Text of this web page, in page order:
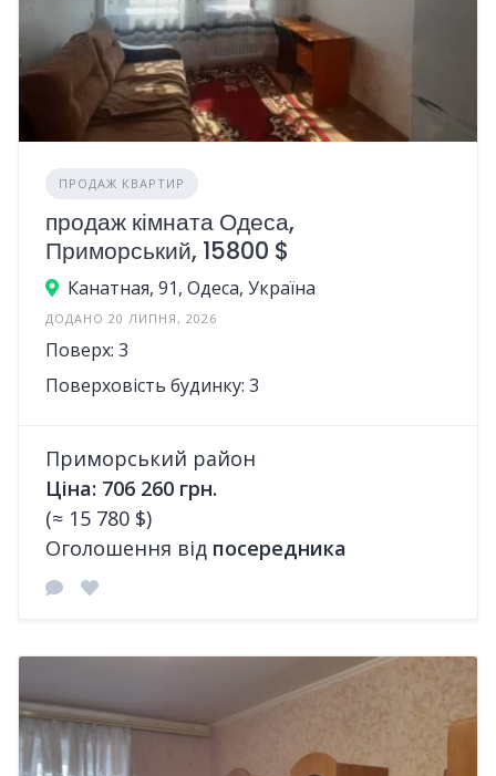
ПРОДАЖ КВАРТИР
продаж кімната Одеса,
Приморський, 15800 $
Канатная, 91, Одеса, Україна
ДОДАНО 20 ЛИПНЯ, 2026
Поверх: 3
Поверховість будинку: 3
Приморський район
Ціна: 706 260 грн.
(≈ 15 780 $)
Оголошення від посередника